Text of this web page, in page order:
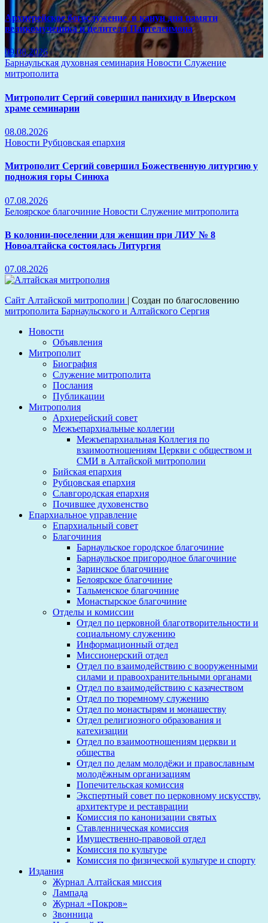
Архиерейское богослужение в канун дня памяти
великомученика и целителя Пантелеимона
09.08.2026
Барнаульская духовная семинария Новости Служение
митрополита
Митрополит Сергий совершил панихиду в Иверском
храме семинарии
08.08.2026
Новости Рубцовская епархия
Митрополит Сергий совершил Божественную литургию у
подножия горы Синюха
07.08.2026
Белоярское благочиние Новости Служение митрополита
В колонии-поселении для женщин при ЛИУ № 8
Новоалтайска состоялась Литургия
07.08.2026
Сайт Алтайской митрополии | Создан по благословению
митрополита Барнаульского и Алтайского Сергия
Новости
Объявления
Митрополит
Биография
Служение митрополита
Послания
Публикации
Митрополия
Архиерейский совет
Межъепархиальные коллегии
Межъепархиальная Коллегия по
взаимоотношениям Церкви с обществом и
СМИ в Алтайской митрополии
Бийская епархия
Рубцовская епархия
Славгородская епархия
Почившее духовенство
Епархиальное управление
Епархиальный совет
Благочиния
Барнаульское городское благочиние
Барнаульское пригородное благочиние
Заринское благочиние
Белоярское благочиние
Тальменское благочиние
Монастырское благочиние
Отделы и комиссии
Отдел по церковной благотворительности и
социальному служению
Информационный отдел
Миссионерский отдел
Отдел по взаимодействию с вооруженными
силами и правоохранительными органами
Отдел по взаимодействию с казачеством
Отдел по тюремному служению
Отдел по монастырям и монашеству
Отдел религиозного образования и
катехизации
Отдел по взаимоотношениям церкви и
общества
Отдел по делам молодёжи и православным
молодёжным организациям
Попечительская комиссия
Экспертный совет по церковному искусству,
архитектуре и реставрации
Комиссия по канонизации святых
Ставленническая комиссия
Имущественно-правовой отдел
Комиссия по культуре
Комиссия по физической культуре и спорту
Издания
Журнал Алтайская миссия
Лампада
Журнал «Покров»
Звонница